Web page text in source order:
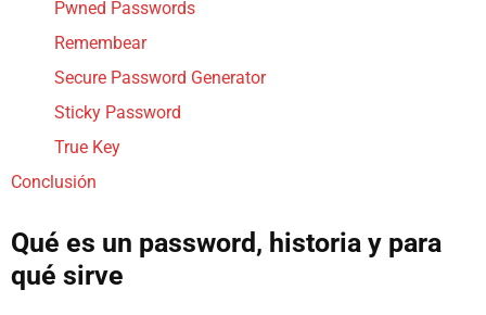
Pwned Passwords
Remembear
Secure Password Generator
Sticky Password
True Key
Conclusión
Qué es un password, historia y para
qué sirve